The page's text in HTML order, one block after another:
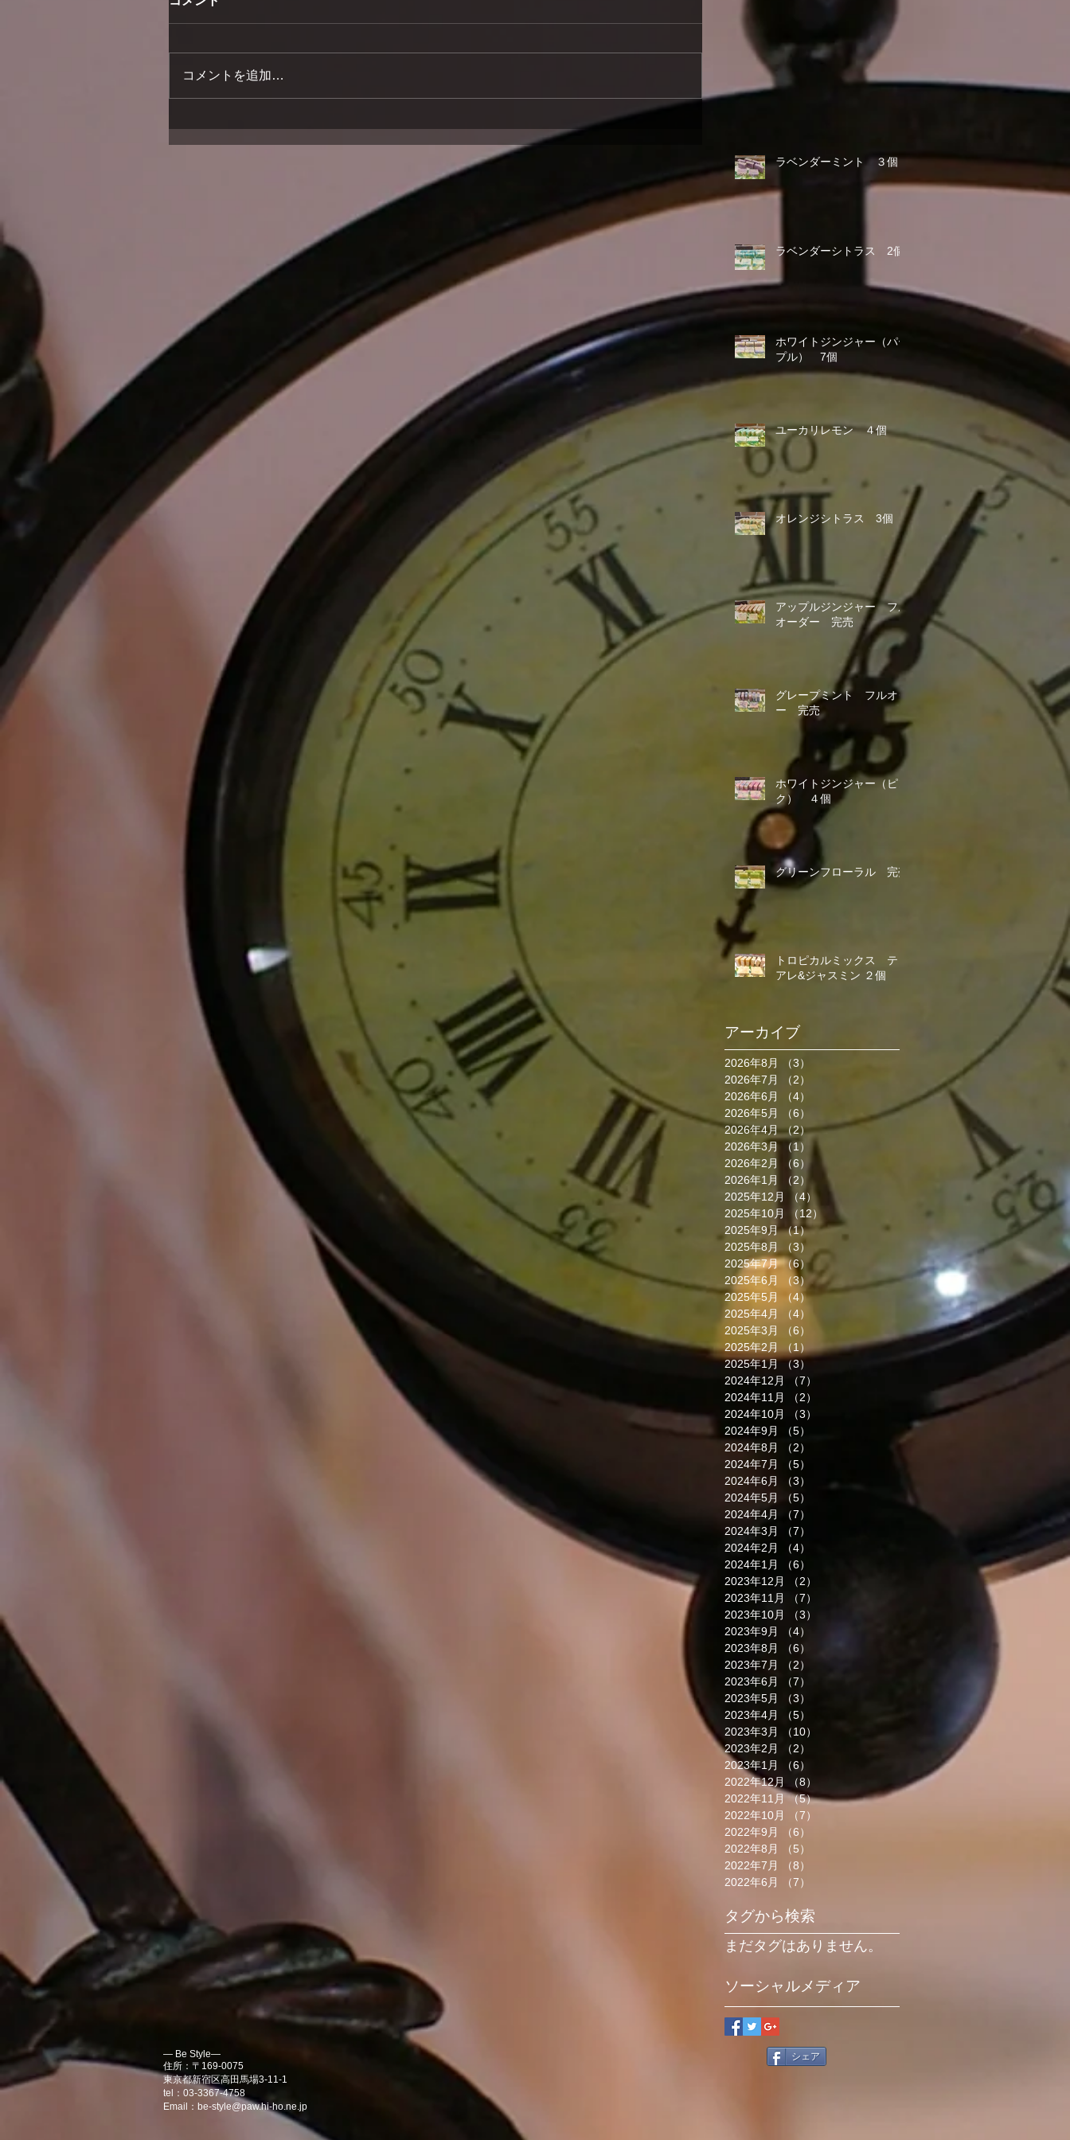
コメントを追加…
ラベンダーミント ３個
ラベンダーシトラス 2個
ホワイトジンジャー（パー
プル） 7個
ユーカリレモン ４個
オレンジシトラス 3個
アップルジンジャー フル
オーダー 完売
グレープミント フルオダ
ー 完売
ホワイトジンジャー（ピン
ク） ４個
グリーンフローラル 完売
トロピカルミックス ティ
アレ&ジャスミン ２個
アーカイブ
2026年8月 （3）
2026年7月
（2）
2026年6月
（4）
2026年5月
（6）
2026年4月 （2）2件の記事
2026年3月
（1）
1件の記事
2026年2月
（6）
2026年1月
（2）
2件の記事
2025年12月
（4）4件の記事
2025年10月
（12）
12件の記事
2025年9月 （1）1件の記事
2025年8月
（3）
2025年7月 （6）6件の記事
2025年6月
（3）
3件の記事
2025年5月
（4）4件の記事
2025年4月
（4）
2025年3月
（6）
2025年2月
（1）
1件の記事
2025年1月 （3）
2024年12月
（7）
2024年11月
（2）
2024年10月
（3）
2024年9月
（5）
2024年8月
（2）
2024年7月
（5）
2024年6月
（3）
2024年5月
（5）
2024年4月
（7）
2024年3月
（7）
2024年2月
（4）
2024年1月
（6）
2023年12月
（2）
2023年11月
（7）
2023年10月
（3）
2023年9月
（4）
2023年8月
（6）
2023年7月
（2）
2023年6月
（7）
2023年5月
（3）
2023年4月
（5）
2023年3月
（10）
2023年2月
（2）
2023年1月
（6）
2022年12月
（8）
2022年11月 （5）5件の記事
2022年10月
（7）
2022年9月
（6）
2022年8月
（5）
2022年7月
（8）
2022年6月
（7）
タグから検索
まだタグはありません。
ソーシャルメディア
― Be Style―
住所：〒169-0075
東京都新宿区高田馬場3-11-1
tel：03-3367-4758
Email： be-style@paw.hi-ho.ne.jp
シェア